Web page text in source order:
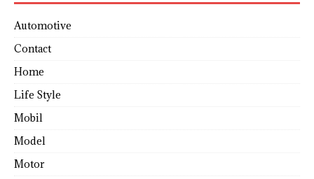
Automotive
Contact
Home
Life Style
Mobil
Model
Motor